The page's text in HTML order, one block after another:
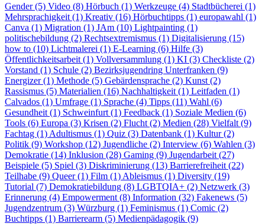
Gender (5) Video (8) Hörbuch (1) Werkzeuge (4) Stadtbücherei (1)
Mehrsprachigkeit (1) Kreativ (16) Hörbuchtipps (1) europawahl (1)
Canva (1) Migration (1) JAm (10) Lightpainting (1)
politischebildung (2) Rechtsextremismus (1) Digitalisierung (15)
how to (10) Lichtmalerei (1) E-Learning (6) Hilfe (3)
Öffentlichkeitsarbeit (1) Vollversammlung (1) KI (3) Checkliste (2)
Vorstand (1) Schule (2) Bezirksjugendring Unterfranken (9)
Energizer (1) Methode (5) Gebärdensprache (2) Kunst (2)
Rassismus (5) Materialien (16) Nachhaltigkeit (1) Leitfaden (1)
Calvados (1) Umfrage (1) Sprache (4) Tipps (11) Wahl (6)
Gesundheit (1) Schweinfurt (1) Feedback (1) Soziale Medien (6)
Tools (6) Europa (3) Krisen (2) Flucht (2) Medien (28) Vielfalt (9)
Fachtag (1) Adultismus (1) Quiz (3) Datenbank (1) Kultur (2)
Politik (9) Workshop (12) Jugendliche (2) Interview (6) Wahlen (3)
Demokratie (14) Inklusion (28) Gaming (9) Jugendarbeit (27)
Beispiele (5) Spiel (3) Diskriminierung (13) Barrierefreiheit (22)
Teilhabe (9) Queer (1) Film (1) Ableismus (1) Diversity (19)
Tutorial (7) Demokratiebildung (8) LGBTQIA+ (2) Netzwerk (3)
Erinnerung (4) Empowerment (8) Information (32) Fakenews (5)
Jugendzentrum (3) Würzburg (1) Feminismus (1) Comic (2)
Buchtipps (1) Barrierearm (5) Medienpädagogik (9)